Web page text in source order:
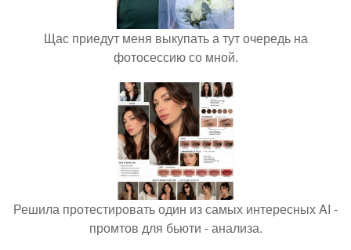
Щас приедут меня выкупать а тут очередь на
фотосессию со мной.
Решила протестировать один из самых интересных AI -
промтов для бьюти - анализа.